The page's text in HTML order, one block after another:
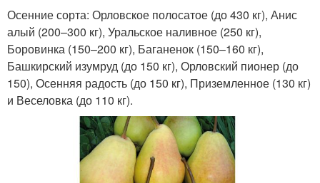
Осенние сорта: Орловское полосатое (до 430 кг), Анис
алый (200–300 кг), Уральское наливное (250 кг),
Боровинка (150–200 кг), Баганенок (150–160 кг),
Башкирский изумруд (до 150 кг), Орловский пионер (до
150), Осенняя радость (до 150 кг), Приземленное (130 кг)
и Веселовка (до 110 кг).